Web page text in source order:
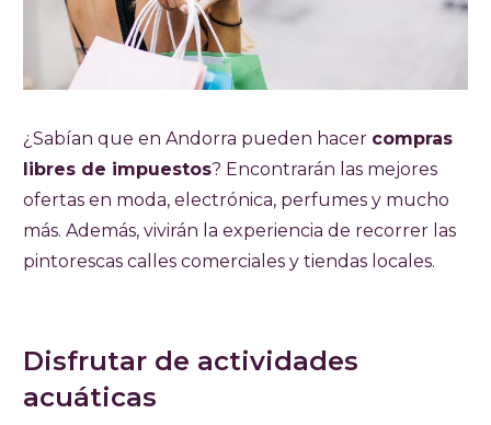
¿Sabían que en Andorra pueden hacer compras
libres de impuestos? Encontrarán las mejores
ofertas en moda, electrónica, perfumes y mucho
más. Además, vivirán la experiencia de recorrer las
pintorescas calles comerciales y tiendas locales.
Disfrutar de actividades
acuáticas